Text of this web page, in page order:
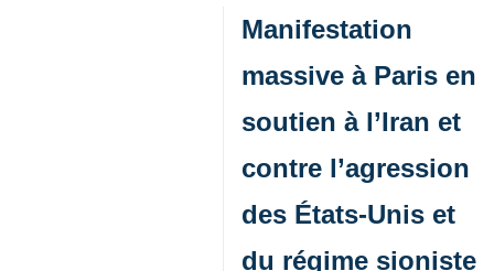
Manifestation
massive à Paris en
soutien à l’Iran et
contre l’agression
des États-Unis et
du régime sioniste